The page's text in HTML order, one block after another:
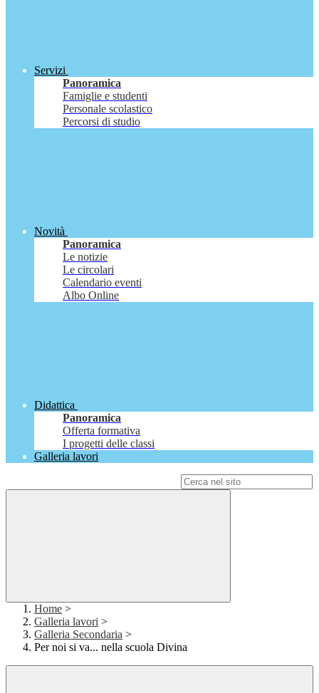
Servizi
Panoramica
Famiglie e studenti
Personale scolastico
Percorsi di studio
Novità
Panoramica
Le notizie
Le circolari
Calendario eventi
Albo Online
Didattica
Panoramica
Offerta formativa
I progetti delle classi
Galleria lavori
Home >
Galleria lavori >
Galleria Secondaria >
Per noi si va... nella scuola Divina